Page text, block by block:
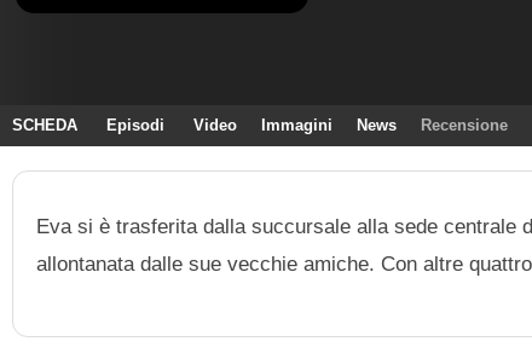
SCHEDA Episodi Video Immagini News Recensione
Eva si è trasferita dalla succursale alla sede centrale
allontanata dalle sue vecchie amiche. Con altre